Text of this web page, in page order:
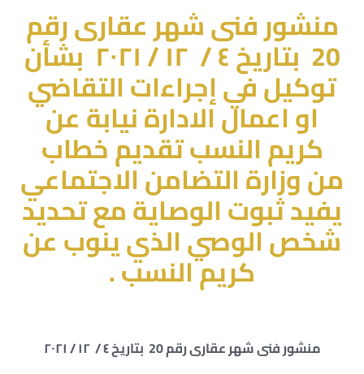
منشور فنى شهر عقارى رقم
20 بتاريخ ٤ / ١٢ / ۲۰۲۱ بشأن
توكيل في إجراءات التقاضي
او اعمال الادارة نيابة عن
كريم النسب تقديم خطاب
من وزارة التضامن الاجتماعي
يفيد ثبوت الوصاية مع تحديد
شخص الوصي الذي ينوب عن
كريم النسب .
منشور فنى شهر عقارى رقم 20 بتاريخ ٤ / ١٢ / ۲۰۲۱